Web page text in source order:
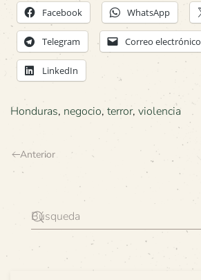
Facebook WhatsApp
Telegram Correo electrónico
LinkedIn
Honduras, negocio, terror, violencia
Anterior